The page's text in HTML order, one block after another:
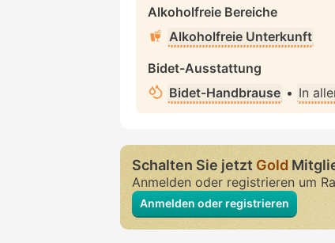
Alkoholfreie Bereiche
Alkoholfreie Unterkunft
Bidet-Ausstattung
Bidet-Handbrause • In
Schalten Sie jetztGold
Anmelden oder registrieren um
Anmelden oder registrieren